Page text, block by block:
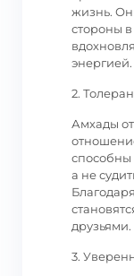
жизнь.
стороны
энергией.
2.
Амхады
способны
а не
друзьями.
3.